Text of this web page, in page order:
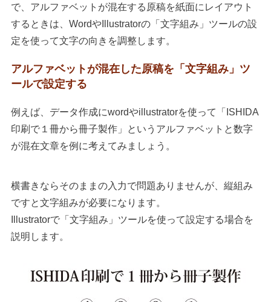
で、アルファベットが混在する原稿を紙面にレイアウト
するときは、WordやIllustratorの「文字組み」ツールの設
定を使って文字の向きを調整します。
アルファベットが混在した原稿を「文字組み」ツ
ールで設定する
例えば、データ作成にwordやillustratorを使って「ISHIDA
印刷で１冊から冊子製作」というアルファベットと数字
が混在文章を例に考えてみましょう。
横書きならそのままの入力で問題ありませんが、縦組み
ですと文字組みが必要になります。
Illustratorで「文字組み」ツールを使って設定する場合を
説明します。